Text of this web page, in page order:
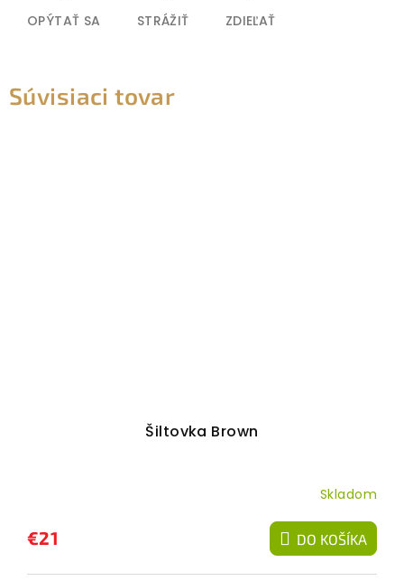
OPÝTAŤ SA STRÁŽIŤ ZDIEĽAŤ
Súvisiaci tovar
Šiltovka Brown
Skladom
€21 DO KOŠÍKA